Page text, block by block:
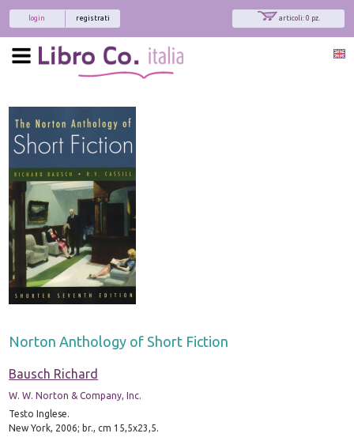
articoli: 0 pz.
registrati
login
Norton Anthology of Short Fiction
Bausch Richard
W. W. Norton & Company, Inc.
Testo Inglese.
New York, 2006; br., cm 15,5x23,5.